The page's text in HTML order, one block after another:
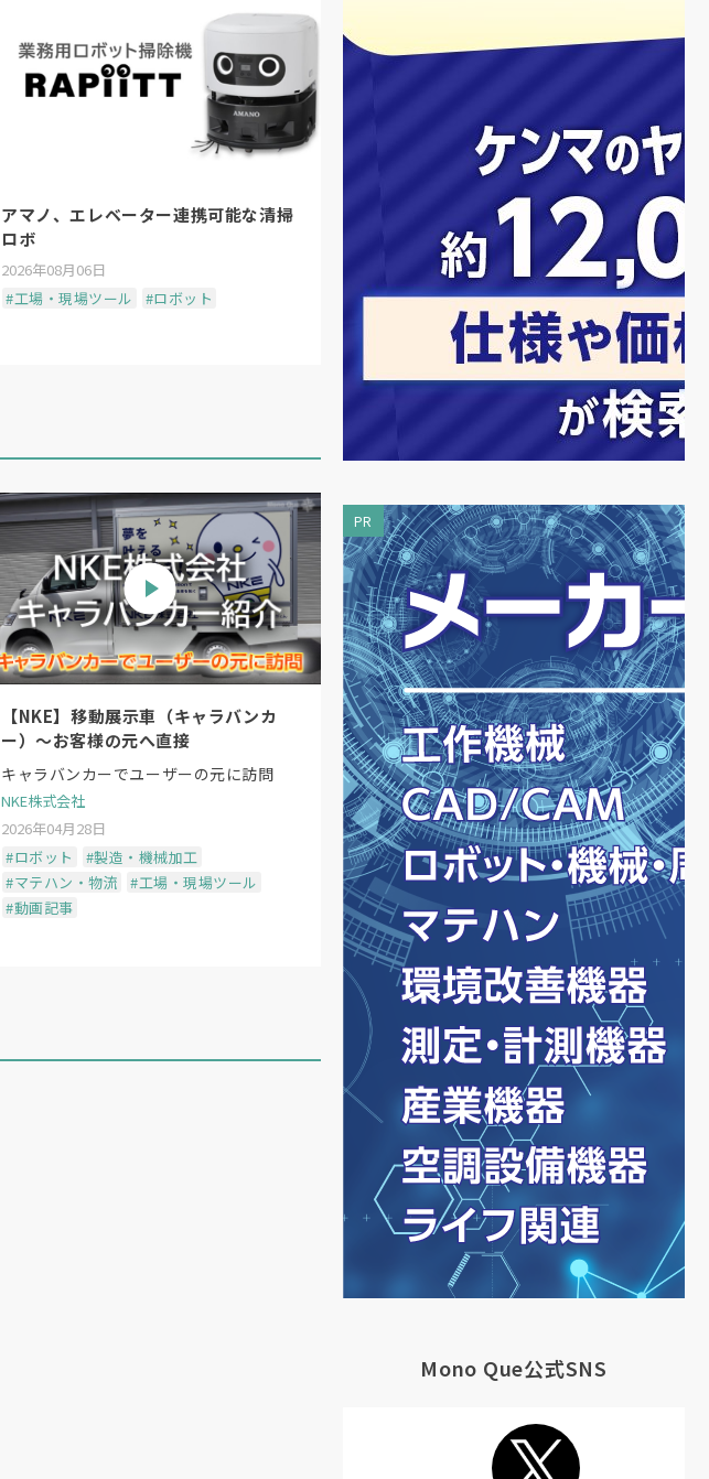
アマノ、エレベーター連携可能な清掃
ロボ
2026年08月06日
#工場・現場ツール
#ロボット
【NKE】移動展示車（キャラバンカ
ー）〜お客様の元へ直接
キャラバンカーでユーザーの元に訪問
NKE株式会社
2026年04月28日
#ロボット
#製造・機械加工
#マテハン・物流
#工場・現場ツール
#動画記事
PR
Mono Que公式SNS